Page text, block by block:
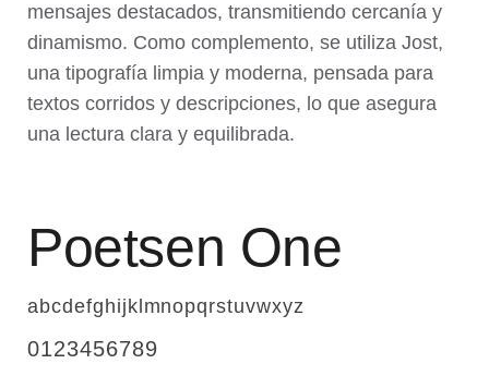
mensajes destacados, transmitiendo cercanía y
dinamismo. Como complemento, se utiliza Jost,
una tipografía limpia y moderna, pensada para
textos corridos y descripciones, lo que asegura
una lectura clara y equilibrada.
Poetsen One
abcdefghijklmnopqrstuvwxyz
0123456789